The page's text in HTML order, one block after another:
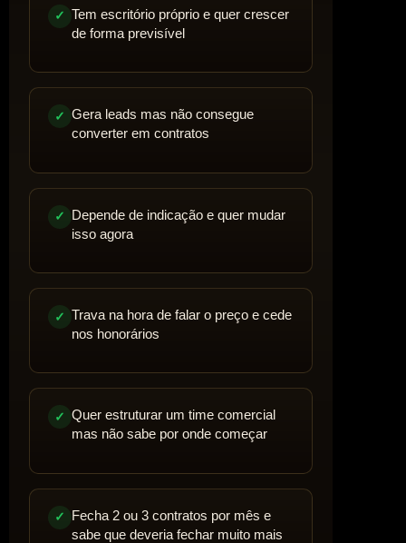
✓ Tem escritório próprio e quer crescer
de forma previsível
✓ Gera leads mas não consegue
converter em contratos
✓
Depende de indicação e quer mudar
isso agora
✓ Trava na hora de falar o preço e cede
nos honorários
✓ Quer estruturar um time comercial
mas não sabe por onde começar
✓
Fecha 2 ou 3 contratos por mês e
sabe que deveria fechar muito mais